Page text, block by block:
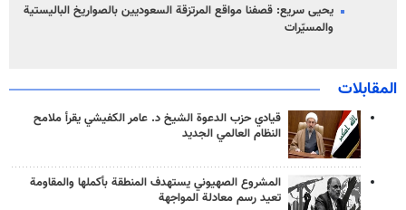
يحيى سريع: قصفنا مواقع المرتزقة السعوديين بالصواريخ الباليستية
والمسيّرات
المقابلات
قيادي حزب الدعوة الشيخ د. عامر الكفيشي يقرأ ملامح
النظام العالمي الجديد
المشروع الصهيوني يستهدف المنطقة بأكملها والمقاومة
تعيد رسم معادلة المواجهة